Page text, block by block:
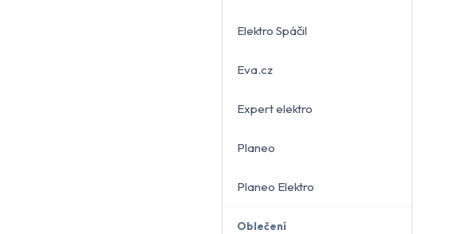
Elektro Spáčil
Eva.cz
Expert elektro
Planeo
Planeo Elektro
Oblečení